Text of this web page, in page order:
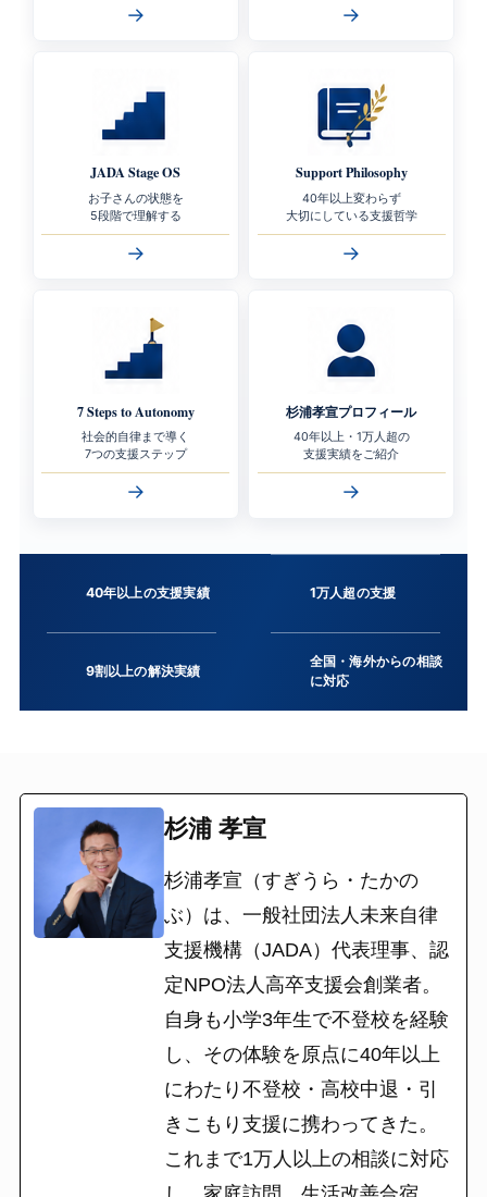
→ →
JADA Stage OS
お子さんの状態を
5段階で理解する
→
Support Philosophy
40年以上変わらず
大切にしている支援哲学
→
7 Steps to Autonomy
社会的自律まで導く
7つの支援ステップ
→
杉浦孝宣プロフィール
40年以上・1万人超の
支援実績をご紹介
→
40年以上の支援実績 1万人超の支援
9割以上の解決実績
全国・海外からの相談
に対応
杉浦 孝宣
杉浦孝宣（すぎうら・たかの
ぶ）は、一般社団法人未来自律
支援機構（JADA）代表理事、認
定NPO法人高卒支援会創業者。
自身も小学3年生で不登校を経験
し、その体験を原点に40年以上
にわたり不登校・高校中退・引
きこもり支援に携わってきた。
これまで1万人以上の相談に対応